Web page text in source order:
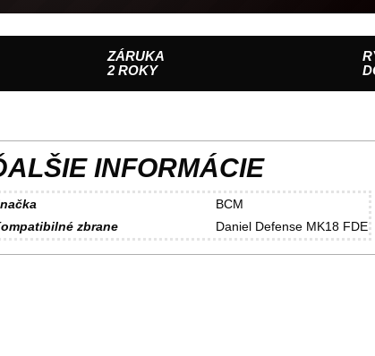
ZÁRUKA
2 ROKY
INFORMÁCIE
BCM
zbrane
Daniel Defense MK18 FDE